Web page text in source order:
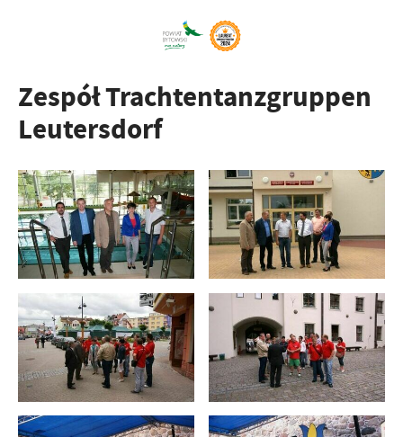
Zespół Trachtentanzgruppen
Leutersdorf